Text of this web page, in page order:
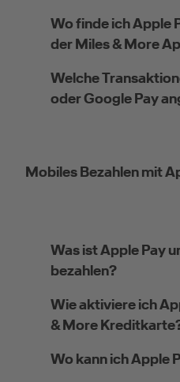
Wo finde ich Apple
der Miles & More
Welche
oder Google Pay
Mobiles Bezahlen mit
Was ist Apple Pay
bezahlen?
Wie aktiviere ich
& More
Wo kann ich Apple